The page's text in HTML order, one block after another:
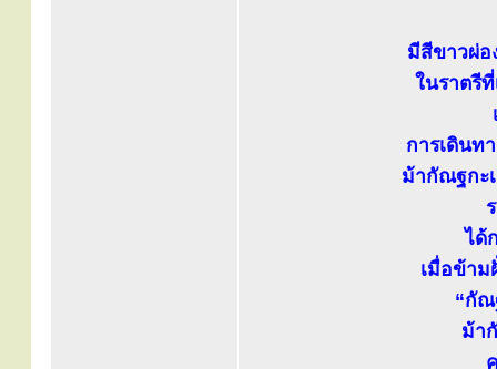
มีสีขาวผ่อ
ในราตรี
การเดินท
ม้ากัณฐกะ
ได้
เมื่อข้าม
“กัณ
ม้า